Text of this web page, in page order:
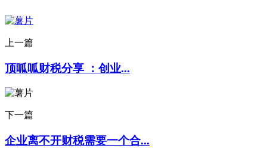
上一篇
顶呱呱财税​分享 ：创业...
下一篇
企业离不开财税需要一个合...